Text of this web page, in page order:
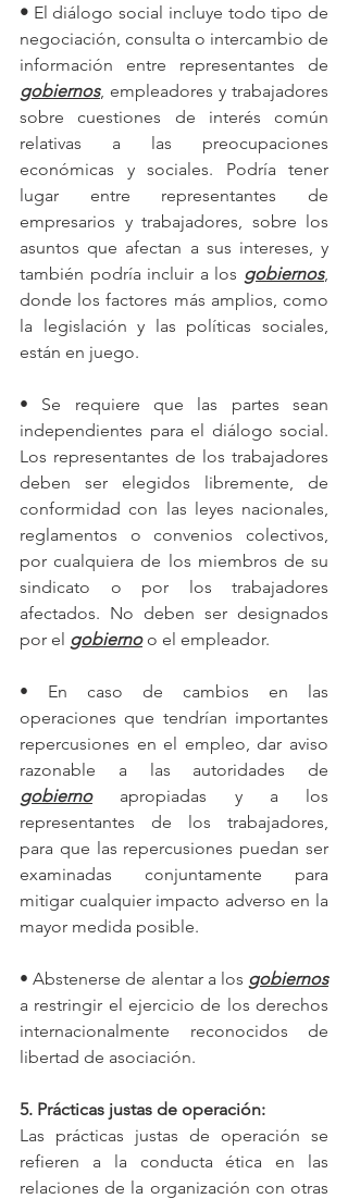
• El diálogo social incluye todo tipo de
negociación, consulta o intercambio de
gobiernos, empleadores y trabajadores
sobre cuestiones de interés común
relativas a las preocupaciones
económicas y sociales. Podría tener
lugar entre representantes de
empresarios y trabajadores, sobre los
asuntos que afectan a sus intereses, y
también podría incluir a los gobiernos,
donde los factores más amplios, como
la legislación y las políticas sociales,
están en juego.
• Se requiere que las partes sean
independientes para el diálogo social.
Los representantes de los trabajadores
deben ser elegidos libremente, de
conformidad con las leyes nacionales,
reglamentos o convenios colectivos,
por cualquiera de los miembros de su
sindicato o por los trabajadores
afectados. No deben ser designados
por el gobierno o el empleador.
• En caso de cambios en las
operaciones que tendrían importantes
repercusiones en el empleo, dar aviso
gobierno apropiadas y a los
representantes de los trabajadores,
para que las repercusiones puedan ser
examinadas conjuntamente para
mitigar cualquier impacto adverso en la
mayor medida posible.
• Abstenerse de alentar a los gobiernos
a restringir el ejercicio de los derechos
internacionalmente reconocidos de
libertad de asociación.
5. Prácticas justas de operación:
Las prácticas justas de operación se
refieren a la conducta ética en las
relaciones de la organización con otras